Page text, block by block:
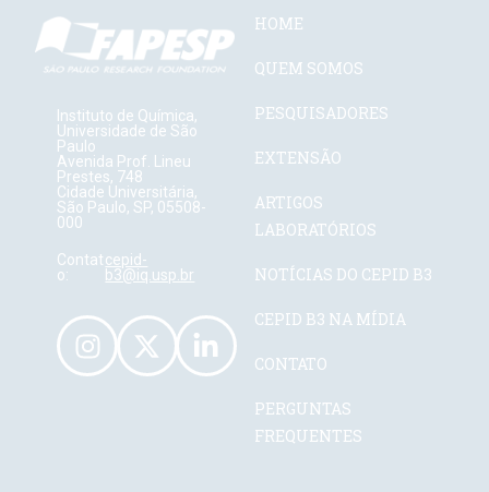
Instituto de Química,
Universidade de São
Paulo
Avenida Prof. Lineu
Prestes, 748
Cidade Universitária,
São Paulo, SP, 05508-
000
Contat
o:
cepid-
b3@iq.usp.br
HOME
QUEM SOMOS
PESQUISADORES
EXTENSÃO
ARTIGOS
LABORATÓRIOS
NOTÍCIAS DO CEPID B3
CEPID B3 NA MÍDIA
CONTATO
PERGUNTAS
FREQUENTES